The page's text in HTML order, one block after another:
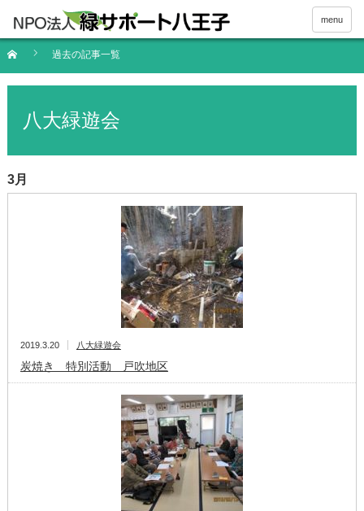
menu
過去の記事一覧
八大緑遊会
3月
2019.3.20 八大緑遊会
炭焼き 特別活動 戸吹地区